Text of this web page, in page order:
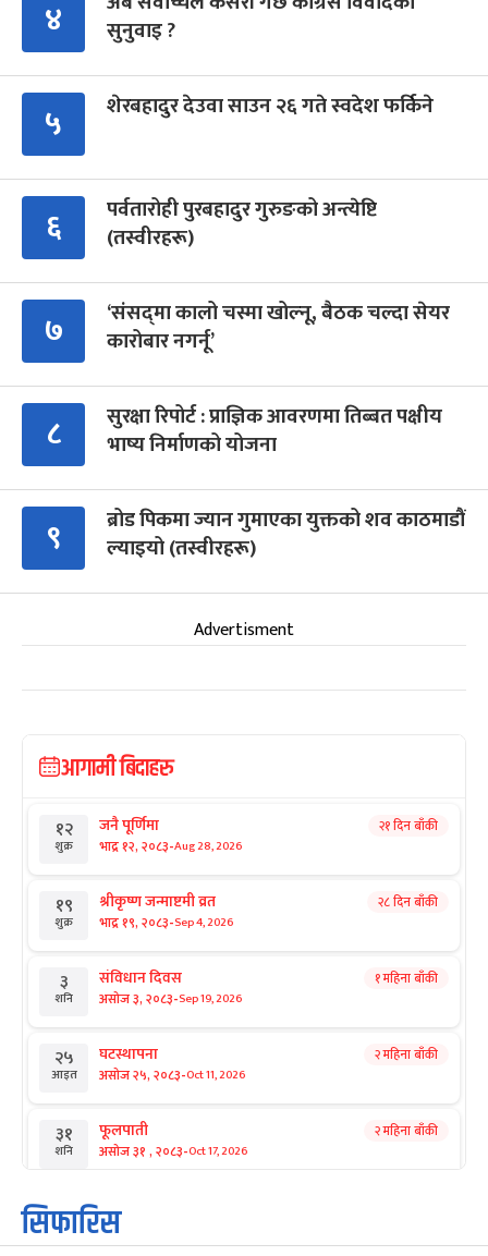
४
सुनुवाइ ?
५ शेरबहादुर देउवा साउन २६ गते स्वदेश फर्किने
६
पर्वतारोही पुरबहादुर गुरुङको अन्त्येष्टि
(तस्वीरहरू)
७
‘संसद्‍मा कालो चस्मा खोल्नू, बैठक चल्दा सेयर
कारोबार नगर्नू’
८
सुरक्षा रिपोर्ट : प्राज्ञिक आवरणमा तिब्बत पक्षीय
भाष्य निर्माणको योजना
९
ब्रोड पिकमा ज्यान गुमाएका युक्तको शव काठमाडौं
ल्याइयो (तस्वीरहरू)
Advertisment
आगामी बिदाहरु
१२
शुक्र
जनै पूर्णिमा
भाद्र १२, २०८३-Aug 28, 2026
२१ दिन बाँकी
१९
शुक्र
श्रीकृष्ण जन्माष्टमी व्रत
भाद्र १९, २०८३-Sep 4, 2026
२८ दिन बाँकी
३
शनि
संविधान दिवस
असोज ३, २०८३-Sep 19, 2026
१ महिना बाँकी
२५
आइत
घटस्थापना
असोज २५, २०८३-Oct 11, 2026
२ महिना बाँकी
३१
शनि
फूलपाती
असोज ३१ , २०८३-Oct 17, 2026
२ महिना बाँकी
१
आइत
कार्तिक सङ्क्रान्ति
कार्तिक १, २०८३
सिफारिस